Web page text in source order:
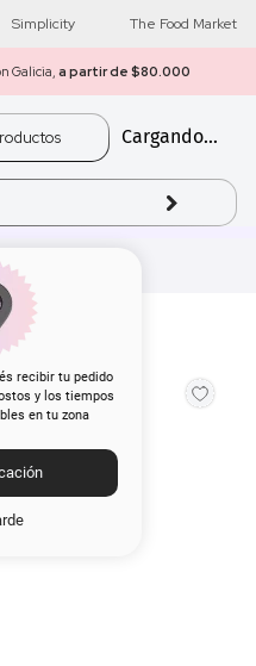
Simplicity The Food Market
Galicia, a partir de $80.000
Cargando...
recibir tu pedido
y los tiempos
en tu zona
x 100 ml